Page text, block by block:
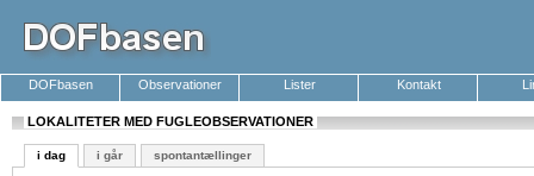
DOFbasen Observationer Lister Kontakt
LOKALITETER MED FUGLEOBSERVATIONER
i dag i går spontantællinger